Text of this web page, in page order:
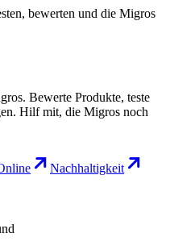
bewerten und die Migros
Bewerte Produkte, teste
Hilf mit, die Migros noch
Nachhaltigkeit